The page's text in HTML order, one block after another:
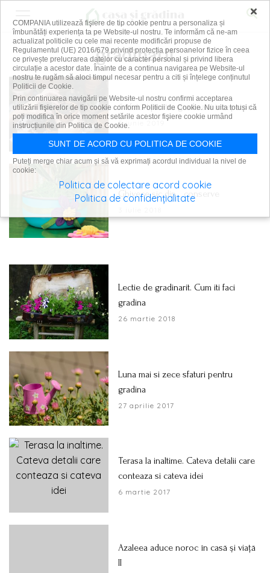
gradinarit
5 sfaturi pentru grădinarii începători
5 iunie 2019
Ghivece șic din… conserve
Lectie de gradinarit. Cum iti faci
gradina
26 martie 2018
Luna mai si zece sfaturi pentru
gradina
27 aprilie 2017
Terasa la inaltime. Cateva detalii care
conteaza si cateva idei
6 martie 2017
Azaleea aduce noroc în casă şi viaţă
II
×
COMPANIA utilizează fişiere de tip cookie pentru a personaliza și
îmbunătăți experiența ta pe Website-ul nostru. Te informăm că ne-am
actualizat politicile cu cele mai recente modificări propuse de
Regulamentul (UE) 2016/679 privind protecția persoanelor fizice în ceea
ce privește prelucrarea datelor cu caracter personal și privind libera
circulație a acestor date. Înainte de a continua navigarea pe Website-ul
nostru te rugăm să aloci timpul necesar pentru a citi și înțelege conținutul
Politicii de Cookie.
Prin continuarea navigării pe Website-ul nostru confirmi acceptarea
utilizării fişierelor de tip cookie conform Politicii de Cookie. Nu uita totuși că
poți modifica în orice moment setările acestor fişiere cookie urmând
instrucțiunile din Politica de Cookie.
SUNT DE ACORD CU POLITICA DE COOKIE
Puteți merge chiar acum și să vă exprimați acordul individual la nivel de
cookie:
Politica de colectare acord cookie
Politica de confidențialitate